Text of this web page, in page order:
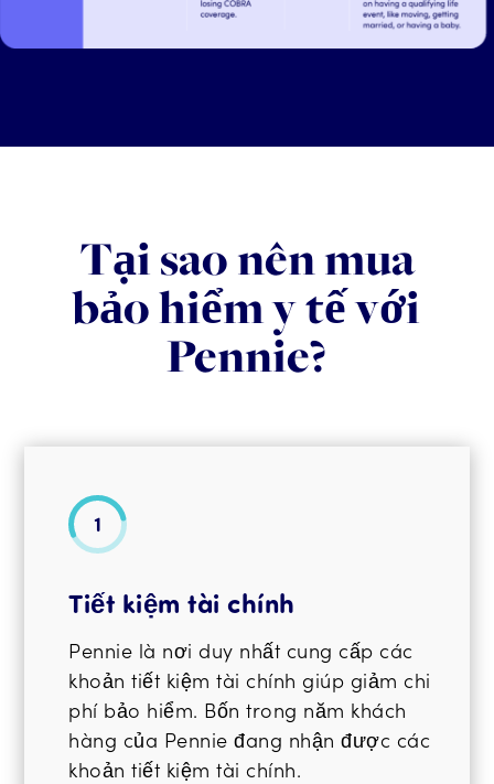
Tại sao nên mua
bảo hiểm y tế với
Pennie?
Tiết kiệm tài chính
Pennie là nơi duy nhất cung cấp các
khoản tiết kiệm tài chính giúp giảm chi
phí bảo hiểm. Bốn trong năm khách
hàng của Pennie đang nhận được các
khoản tiết kiệm tài chính.